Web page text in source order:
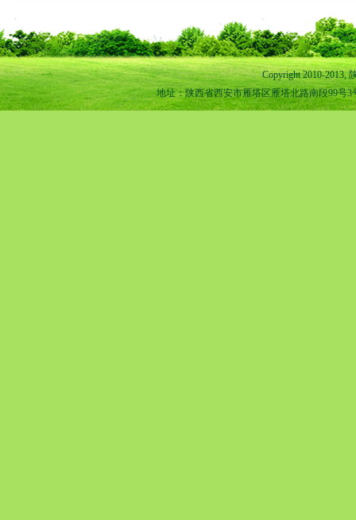
Copyright 2010-2013,
地址：陕西省西安市雁塔区雁塔北路南段99号3